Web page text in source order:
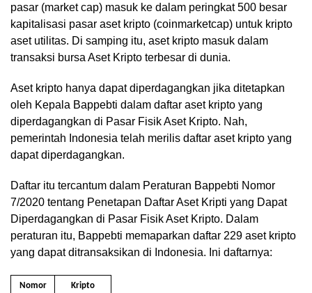
pasar (market cap) masuk ke dalam peringkat 500 besar
kapitalisasi pasar aset kripto (coinmarketcap) untuk kripto
aset utilitas. Di samping itu, aset kripto masuk dalam
transaksi bursa Aset Kripto terbesar di dunia.
Aset kripto hanya dapat diperdagangkan jika ditetapkan
oleh Kepala Bappebti dalam daftar aset kripto yang
diperdagangkan di Pasar Fisik Aset Kripto. Nah,
pemerintah Indonesia telah merilis daftar aset kripto yang
dapat diperdagangkan.
Daftar itu tercantum dalam Peraturan Bappebti Nomor
7/2020 tentang Penetapan Daftar Aset Kripti yang Dapat
Diperdagangkan di Pasar Fisik Aset Kripto. Dalam
peraturan itu, Bappebti memaparkan daftar 229 aset kripto
yang dapat ditransaksikan di Indonesia. Ini daftarnya:
Nomor Kripto